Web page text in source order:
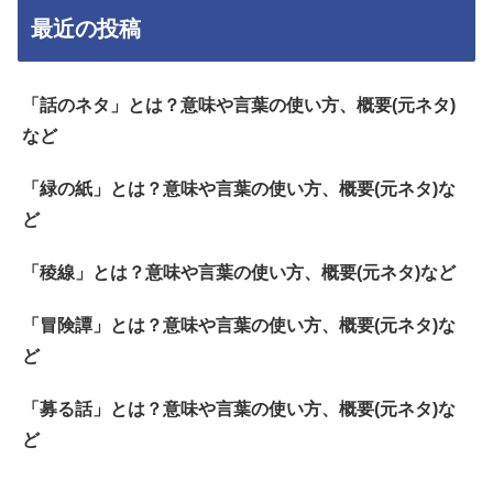
最近の投稿
「話のネタ」とは？意味や言葉の使い方、概要(元ネタ)
など
「緑の紙」とは？意味や言葉の使い方、概要(元ネタ)な
ど
「稜線」とは？意味や言葉の使い方、概要(元ネタ)など
「冒険譚」とは？意味や言葉の使い方、概要(元ネタ)な
ど
「募る話」とは？意味や言葉の使い方、概要(元ネタ)な
ど